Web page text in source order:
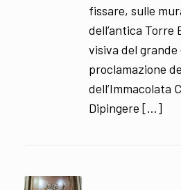
fissare, sulle
dell’antica Torre
visiva del
proclamazione
dell’Immacolata
Dipingere […]